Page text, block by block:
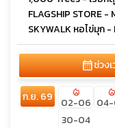
FLAGSHIP STORE
SKYWALK หอไข่มุก
calendar_monthช่วง
ก.ย. 69 local_fire_department
02-06
local_fire_department
30-04